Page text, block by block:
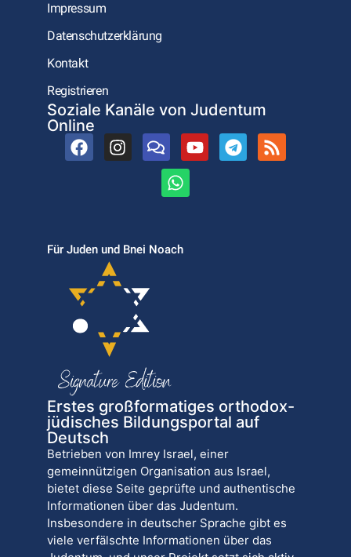
Impressum
Datenschutzerklärung
Kontakt
Registrieren
Soziale Kanäle von Judentum
Online
Für Juden und Bnei Noach
Erstes großformatiges orthodox-
jüdisches Bildungsportal auf
Deutsch
Betrieben von Imrey Israel, einer
gemeinnützigen Organisation aus Israel,
bietet diese Seite geprüfte und authentische
Informationen über das Judentum.
Insbesondere in deutscher Sprache gibt es
viele verfälschte Informationen über das